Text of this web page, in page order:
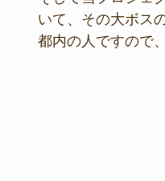
いて、その大ボス
都内の人ですので